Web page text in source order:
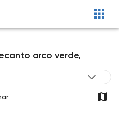
arco verde,
-